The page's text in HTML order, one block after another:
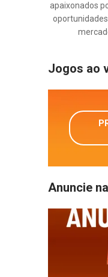
apaixonados
Jogos ao
Anuncie